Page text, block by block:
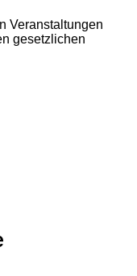
Veranstaltungen
gesetzlichen